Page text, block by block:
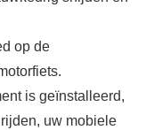
op de
is geïnstalleerd,
uw mobiele